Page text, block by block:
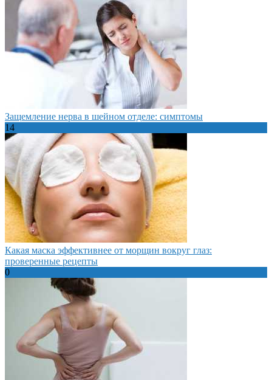
Защемление нерва в шейном отделе: симптомы
14
Какая маска эффективнее от морщин вокруг глаз:
проверенные рецепты
0